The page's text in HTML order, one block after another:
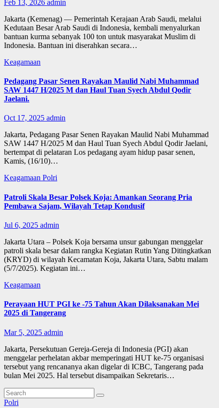
Feb 13, 2026 admin
Jakarta (Kemenag) — Pemerintah Kerajaan Arab Saudi, melalui
Kedutaan Besar Arab Saudi di Indonesia, kembali menyalurkan
bantuan kurma sebanyak 100 ton untuk masyarakat Muslim di
Indonesia. Bantuan ini diserahkan secara…
Keagamaan
Pedagang Pasar Senen Rayakan Maulid Nabi Muhammad
SAW 1447 H/2025 M dan Haul Tuan Syech Abdul Qodir
Jaelani.
Oct 17, 2025 admin
Jakarta, Pedagang Pasar Senen Rayakan Maulid Nabi Muhammad
SAW 1447 H/2025 M dan Haul Tuan Syech Abdul Qodir Jaelani,
bertempat di pelataran Los pedagang ayam hidup pasar senen,
Kamis, (16/10)…
Keagamaan Polri
Patroli Skala Besar Polsek Koja: Amankan Seorang Pria
Pembawa Sajam, Wilayah Tetap Kondusif
Jul 6, 2025 admin
Jakarta Utara – Polsek Koja bersama unsur gabungan menggelar
patroli skala besar dalam rangka Kegiatan Rutin Yang Ditingkatkan
(KRYD) di wilayah Kecamatan Koja, Jakarta Utara, Sabtu malam
(5/7/2025). Kegiatan ini…
Keagamaan
Perayaan HUT PGI ke -75 Tahun Akan Dilaksanakan Mei
2025 di Tangerang
Mar 5, 2025 admin
Jakarta, Persekutuan Gereja-Gereja di Indonesia (PGI) akan
menggelar perhelatan akbar memperingati HUT ke-75 organisasi
tersebut yang rencananya akan digelar di ICBC, Tangerang pada
bulan Mei 2025. Hal tersebut disampaikan Sekretaris…
Polri